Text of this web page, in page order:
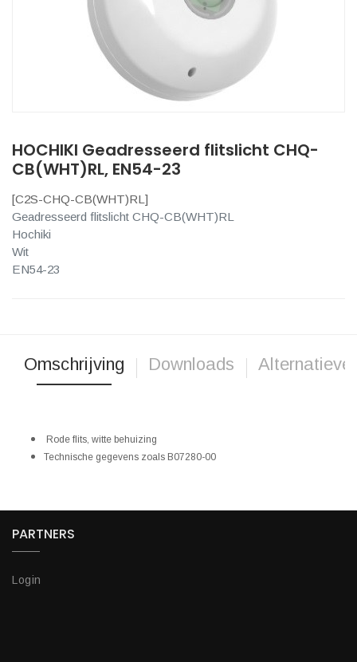
HOCHIKI Geadresseerd flitslicht CHQ-
CB(WHT)RL, EN54-23
[C2S-CHQ-CB(WHT)RL ]
Geadresseerd flitslicht CHQ-CB(WHT)RL
Hochiki
Wit
EN54-23
Omschrijving Downloads Alternatieve
Rode flits, witte behuizing
Technische gegevens zoals B07280-00
PARTNERS
Login